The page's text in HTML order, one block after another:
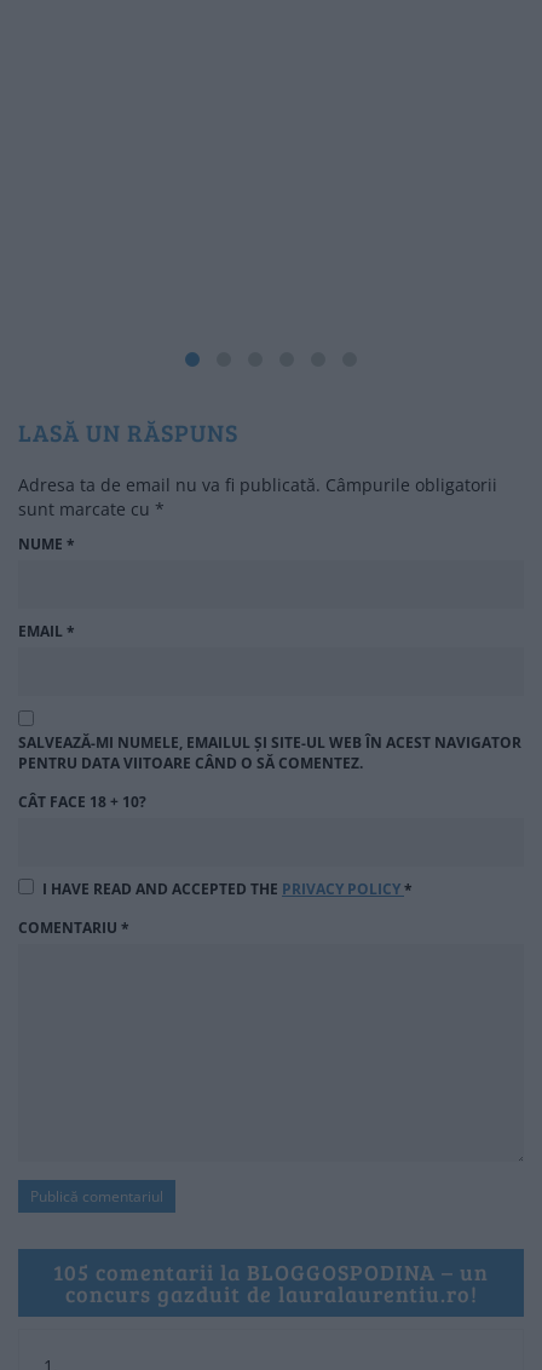
LASĂ UN RĂSPUNS
Adresa ta de email nu va fi publicată. Câmpurile obligatorii
sunt marcate cu *
NUME *
EMAIL*
SALVEAZĂ-MI NUMELE, EMAILUL ȘI SITE-UL WEB ÎN ACEST NAVIGATOR
PENTRU DATA VIITOARE CÂND O SĂ COMENTEZ.
CÂT FACE 18 + 10?
I HAVE READ AND ACCEPTED THE PRIVACY POLICY*
COMENTARIU *
105 comentarii la BLOGGOSPODINA – un
concurs gazduit de lauralaurentiu.ro!